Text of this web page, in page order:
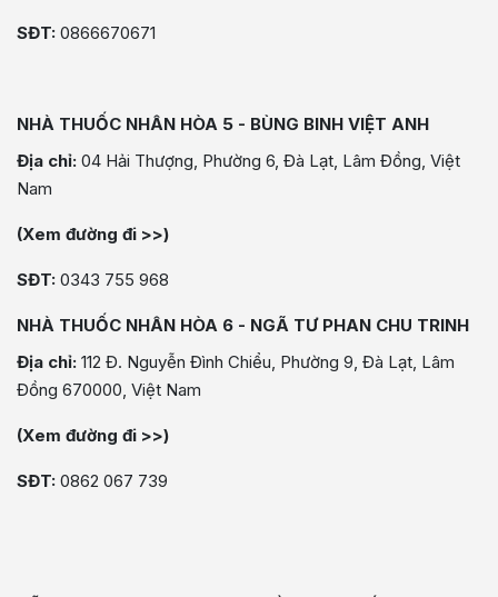
SĐT: 0866670671
NHÀ THUỐC NHÂN HÒA 5 - BÙNG BINH VIỆT ANH
Địa chỉ: 04 Hải Thượng, Phường 6, Đà Lạt, Lâm Đồng, Việt
Nam
(Xem đường đi >>)
SĐT: 0343 755 968
NHÀ THUỐC NHÂN HÒA 6 - NGÃ TƯ PHAN CHU TRINH
Địa chỉ: 112 Đ. Nguyễn Đình Chiểu, Phường 9, Đà Lạt, Lâm
Đồng 670000, Việt Nam
(Xem đường đi >>)
SĐT: 0862 067 739